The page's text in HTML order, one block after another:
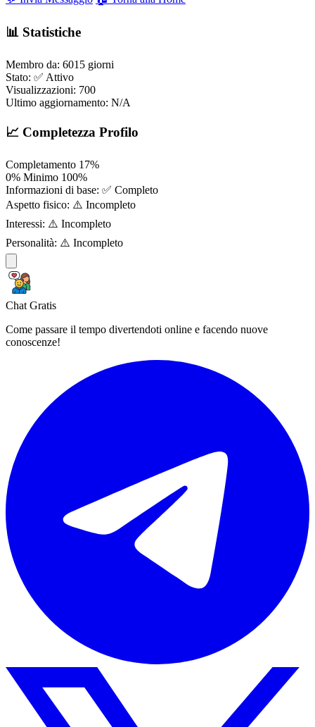
📊 Statistiche
Membro da: 6015 giorni
Stato: ✅ Attivo
Visualizzazioni: 700
Ultimo aggiornamento: N/A
📈 Completezza Profilo
Completamento 17%
0% Minimo 100%
Informazioni di base: ✅ Completo
Aspetto fisico: ⚠️ Incompleto
Interessi: ⚠️ Incompleto
Personalità: ⚠️ Incompleto
Chat Gratis
Come passare il tempo divertendoti online e facendo nuove
conoscenze!